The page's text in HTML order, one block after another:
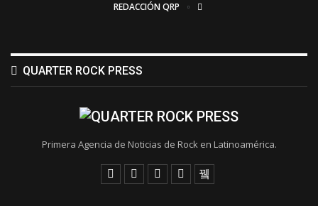
REDACCIÓN QRP
QUARTER ROCK PRESS
Primera Agencia de Noticias de Rock en Latinoamérica.